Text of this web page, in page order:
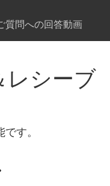
質問への回答動画
レシーブ
す。